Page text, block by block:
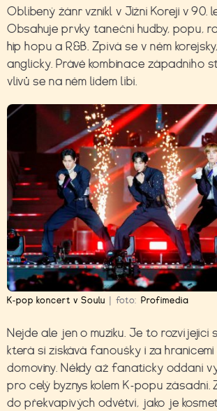
Oblíbený žánr vznikl v Jižní Koreji v 90.
Obsahuje prvky taneční hudby, popu,
hip hopu a R&B. Zpívá se v něm
anglicky. Právě kombinace západního
vlivů se na něm lidem líbí.
K-pop koncert v Soulu foto: Profimedia
Nejde ale jen o muziku. Je to rozvíjející
která si získává fanoušky i za hranicemi
domoviny. Někdy až fanaticky oddaní
pro celý byznys kolem K-popu zásadní.
do překvapivých odvětví, jako je